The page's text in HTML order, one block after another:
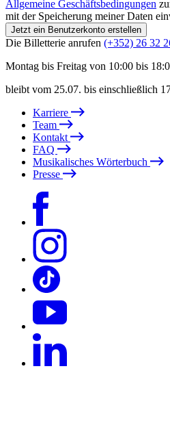
Allgemeine Geschäftsbedingungen
mit der Speicherung meiner Daten
Jetzt ein Benutzerkonto erstellen
Die Billetterie anrufen (+352) 26 32
Montag bis Freitag von 10:00 bis
bleibt vom 25.07. bis einschließlich
Karriere
Team
Kontakt
FAQ
Musikalisches Wörterbuch
Presse